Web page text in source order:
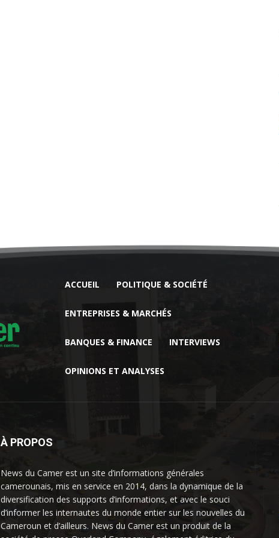
ACCUEIL POLITIQUE & SOCIÉTÉ
ENTREPRISES & MARCHÉS
BANQUES & FINANCE INTERVIEWS
OPINIONS ET ANALYSES
À PROPOS
News du Camer est un site d’informations générales
camerounais, mis en service en 2014, dans la dynamique de la
diversification des supports d’informations, et avec le souci
d’informer les internautes du monde entier sur les nouvelles du
Cameroun et d’ailleurs. News du Camer est un produit de la